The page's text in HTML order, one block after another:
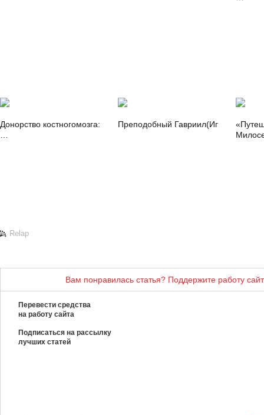
Донорство костногомозга: кто, что, где исколько стоит |
Преподобный Гавриил(Игошкин):
Relap
Вам понравилась статья? Поддержите работу
Перевести средства
на работу сайта
Подписаться на рассылку
лучших статей